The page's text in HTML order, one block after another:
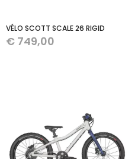
VÉLO SCOTT SCALE 26 RIGID
€ 749,00